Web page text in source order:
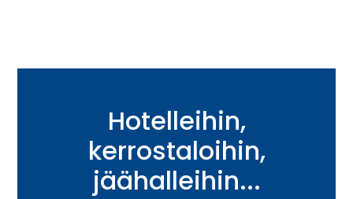
Hotelleihin,
kerrostaloihin,
jäähalleihin...